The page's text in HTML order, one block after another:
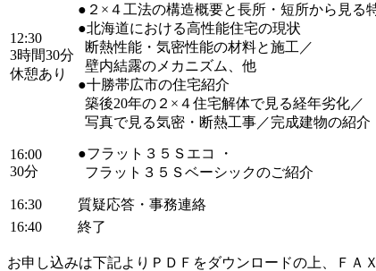
12:30
3時間30分
休憩あり
●２×４工法の構造概要と長所・短所から見る
●北海道における高性能住宅の現状
断熱性能・気密性能の材料と施工／
壁内結露のメカニズム、他
●十勝帯広市の住宅紹介
築後20年の２×４住宅解体で見る経年劣化／
写真で見る気密・断熱工事／完成建物の紹介
16:00
30分
●フラット３５Ｓエコ ・
フラット３５Ｓベーシックのご紹介
16:30
質疑応答・事務連絡
16:40
終了
お申し込みは下記よりＰＤＦをダウンロードの上、ＦＡ